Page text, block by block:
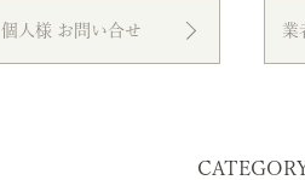
個人様 お問い合せ 業